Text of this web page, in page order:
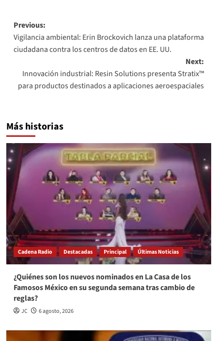
Post
navigation
Previous:
Vigilancia ambiental: Erin Brockovich lanza una plataforma
ciudadana contra los centros de datos en EE. UU.
Next:
Innovación industrial: Resin Solutions presenta Stratix™
para productos destinados a aplicaciones aeroespaciales
Más historias
Cadena Radio Destacadas Principal Últimas Noticias
¿Quiénes son los nuevos nominados en La Casa de los
Famosos México en su segunda semana tras cambio de
reglas?
JC 6 agosto, 2026